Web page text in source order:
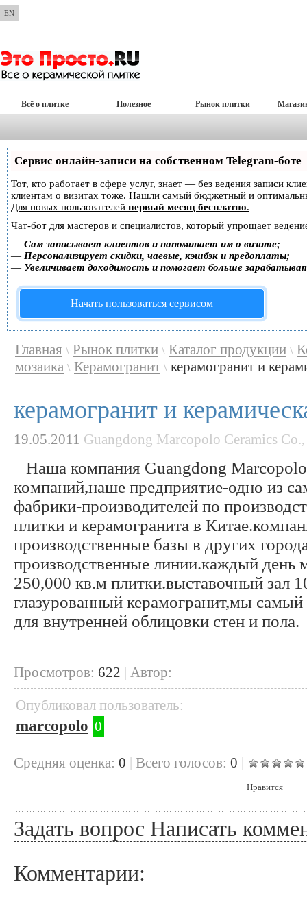
EN
Всё о плитке Полезное Рынок плитки
Сервис онлайн-записи на собственном Telegram-боте
Тот, кто работает в сфере услуг, знает — без ведения записи
клиентам о визитах тоже. Нашли самый бюджетный и
Для новых пользователей первый месяц бесплатно.
Чат-бот для мастеров и специалистов, который упрощает
— Сам записывает клиентов и напоминает им о визите;
— Персонализирует скидки, чаевые, кэшбэк и предоплаты;
— Увеличивает доходимость и помогает больше
Начать пользоваться сервисом
Главная \ Рынок плитки \ Каталог продукции \
мозаика \ Керамогранит \ керамогранит и
керамогранит и
19.05.2011 Guangdong Marcopolo Ceramics
Наша компания Guangdong
компаний,наше предприятие-одно из
фабрики-производителей по
плитки и керамогранита в
производственные базы в других
производственные линии.каждый
250,000 кв.м плитки.выставочный зал
глазурованный керамогранит,мы
для внутренней облицовки стен и пола.
Просмотров: 622 | Автор:
Опубликовал пользователь:
marcopolo 0
Cредняя оценка: 0 | Всего голосов: 0 |
Нравится
Задать вопрос Написать
Комментарии: